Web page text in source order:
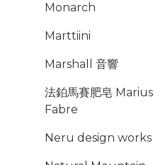
Monarch
Marttiini
Marshall 音響
法鉑馬賽肥皂 Marius
Fabre
Neru design works